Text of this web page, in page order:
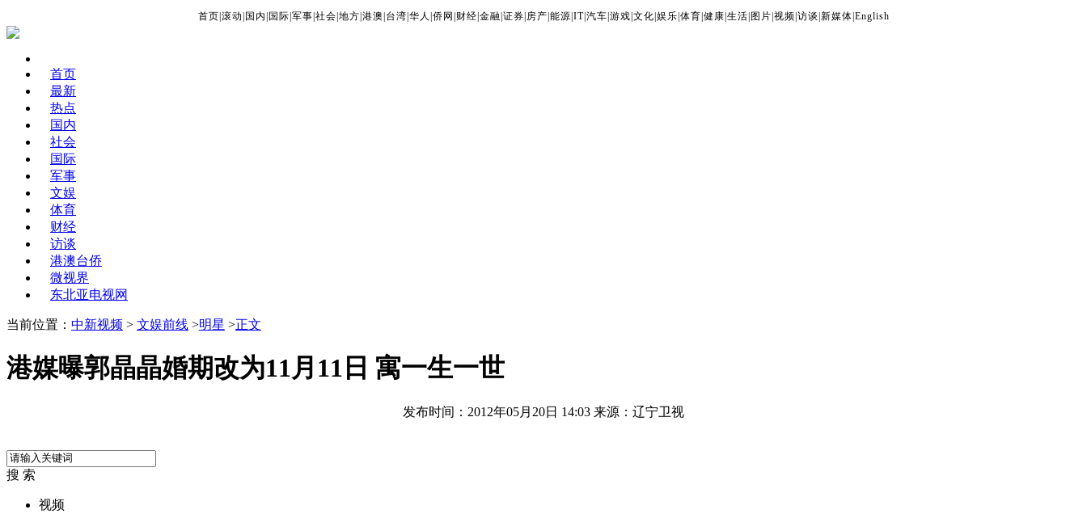
首页 滚动 国内 国际 军事 社会 地方 港澳 台湾 华人 侨网 财经 金融 证券 房产 能源 IT| 汽车 游戏 文化 娱乐 体育 健康 生活 图片 视频 访谈 新媒体 English
首页
最新
热点
国内
社会
国际
军事
文娱
体育
财经
访谈
港澳台侨
微视界
东北亚电视网
当前位置： 中新视频 > 文娱前线 >明星 >正文
港媒曝郭晶晶婚期改为11月11日 寓一生一世
发布时间：2012年05月20日 14:03 来源：辽宁卫视
搜 索
视频